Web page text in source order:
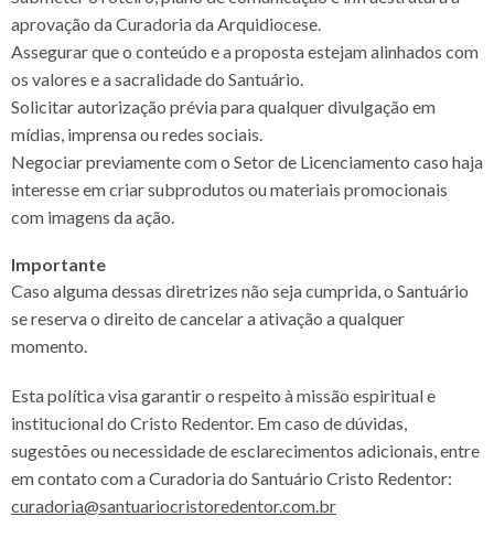
aprovação da Curadoria da Arquidiocese.
Assegurar que o conteúdo e a proposta estejam alinhados com
os valores e a sacralidade do Santuário.
Solicitar autorização prévia para qualquer divulgação em
mídias, imprensa ou redes sociais.
Negociar previamente com o Setor de Licenciamento caso haja
interesse em criar subprodutos ou materiais promocionais
com imagens da ação.
Importante
Caso alguma dessas diretrizes não seja cumprida, o Santuário
se reserva o direito de cancelar a ativação a qualquer
momento.
Esta política visa garantir o respeito à missão espiritual e
institucional do Cristo Redentor. Em caso de dúvidas,
sugestões ou necessidade de esclarecimentos adicionais, entre
em contato com a Curadoria do Santuário Cristo Redentor:
curadoria@santuariocristoredentor.com.br